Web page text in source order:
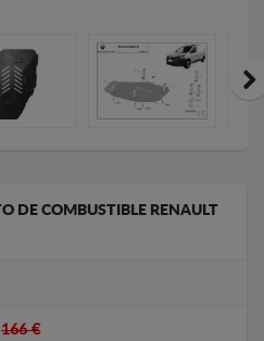
DE COMBUSTIBLE RENAULT
166 €